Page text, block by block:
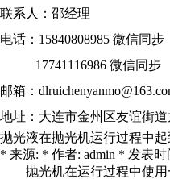
联系人：邵经理
电话：15840808985 微信同步
17741116986 微信同步
邮箱：
地址：大连市金州区友谊街
抛光液在抛光机运行过程中起
* 来源: * 作者: admin * 发表时
抛光机在运行过程中使